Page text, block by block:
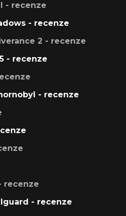
- recenze
- recenze
2 - recenze
- recenze
- recenze
recenze
- recenze